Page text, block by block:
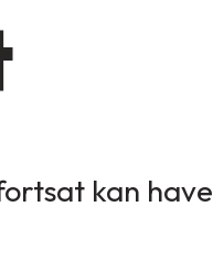
kan have